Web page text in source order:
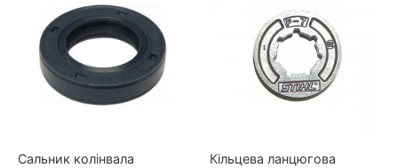
Сальник колінвала
Кільцева ланцюгова